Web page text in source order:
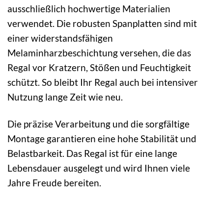
ausschließlich hochwertige Materialien
verwendet. Die robusten Spanplatten sind mit
einer widerstandsfähigen
Melaminharzbeschichtung versehen, die das
Regal vor Kratzern, Stößen und Feuchtigkeit
schützt. So bleibt Ihr Regal auch bei intensiver
Nutzung lange Zeit wie neu.
Die präzise Verarbeitung und die sorgfältige
Montage garantieren eine hohe Stabilität und
Belastbarkeit. Das Regal ist für eine lange
Lebensdauer ausgelegt und wird Ihnen viele
Jahre Freude bereiten.